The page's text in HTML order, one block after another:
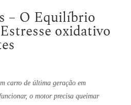
– O Equilíbrio
oxidativo
carro de última geração em
o motor precisa queimar